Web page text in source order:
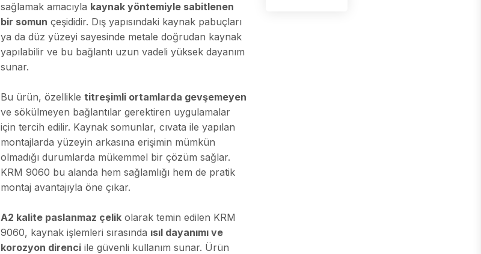
sağlamak amacıyla kaynak yöntemiyle sabitlenen
bir somun çeşididir. Dış yapısındaki kaynak pabuçları
ya da düz yüzeyi sayesinde metale doğrudan kaynak
yapılabilir ve bu bağlantı uzun vadeli yüksek dayanım
sunar.
Bu ürün, özellikle titreşimli ortamlarda gevşemeyen
ve sökülmeyen bağlantılar gerektiren uygulamalar
için tercih edilir. Kaynak somunlar, cıvata ile yapılan
montajlarda yüzeyin arkasına erişimin mümkün
olmadığı durumlarda mükemmel bir çözüm sağlar.
KRM 9060 bu alanda hem sağlamlığı hem de pratik
montaj avantajıyla öne çıkar.
A2 kalite paslanmaz çelikolarak temin edilen KRM
9060, kaynak işlemleri sırasında ısıl dayanımı ve
korozyon direnciile güvenli kullanım sunar. Ürün